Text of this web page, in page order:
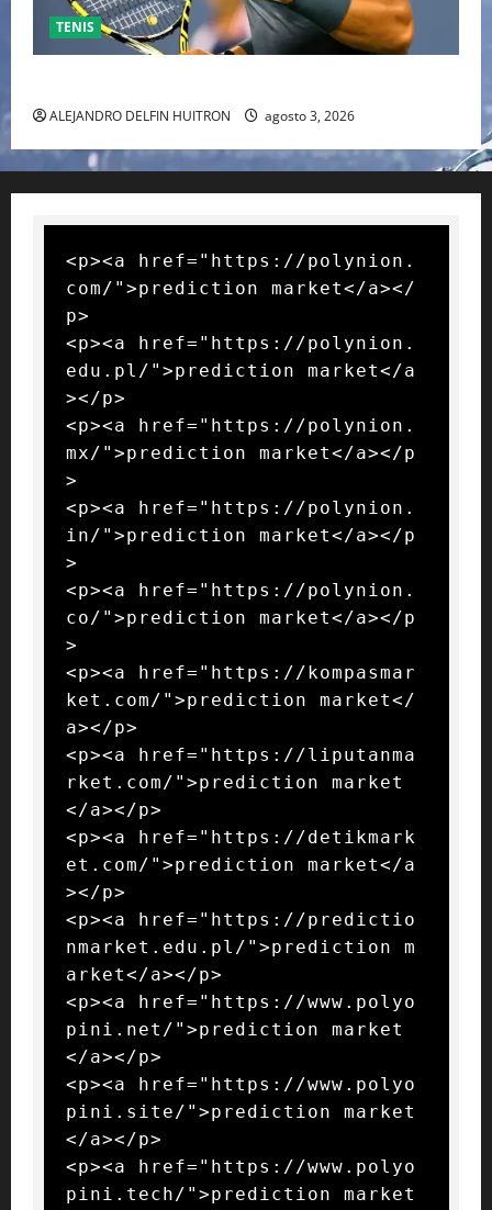
TENIS
ALEJANDRO DELFIN HUITRON agosto 3, 2026
<p><a href="https://polynion.
com/">prediction market</a></
p>
<p><a href="https://polynion.
edu.pl/">prediction market</a
></p>
<p><a href="https://polynion.
mx/">prediction market</a></p
>
<p><a href="https://polynion.
in/">prediction market</a></p
>
<p><a href="https://polynion.
co/">prediction market</a></p
>
<p><a href="https://kompasmar
ket.com/">prediction market</
a></p>
<p><a href="https://liputanma
rket.com/">prediction market
</a></p>
<p><a href="https://detikmark
et.com/">prediction market</a
></p>
<p><a href="https://predictio
nmarket.edu.pl/">prediction m
arket</a></p>
<p><a href="https://www.polyo
pini.net/">prediction market
</a></p>
<p><a href="https://www.polyo
pini.site/">prediction market
</a></p>
<p><a href="https://www.polyo
pini.tech/">prediction market